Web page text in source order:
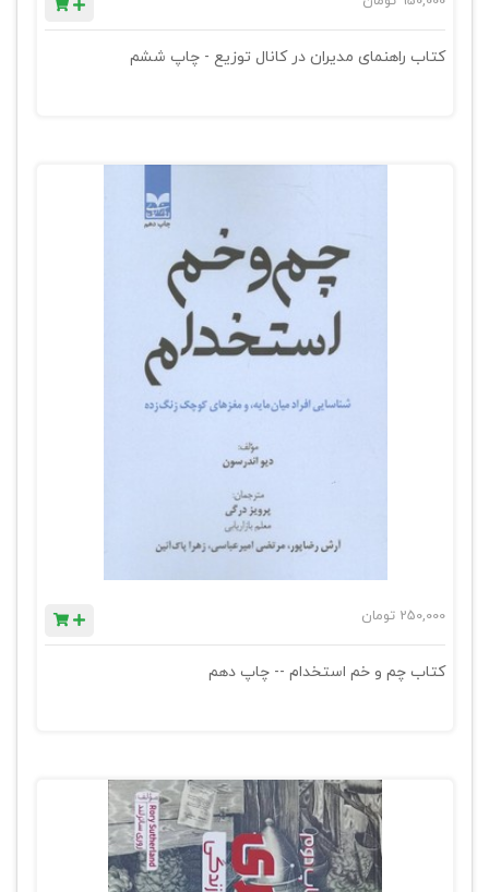
کتاب راهنمای مدیران در کانال توزیع - چاپ ششم
250,000 تومان
کتاب چم و خم استخدام -- چاپ دهم